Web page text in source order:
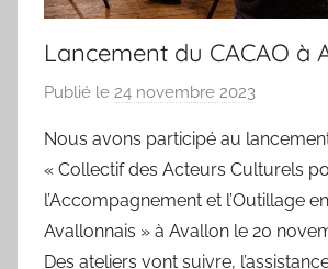
Lancement du CACAO à
Publié le 24 novembre 2023
r
e
v
e
a
Nous avons participé au
« Collectif des Acteurs Culturels
l’Accompagnement et l’Outillage
Avallonnais » à Avallon le 20
Des ateliers vont suivre,